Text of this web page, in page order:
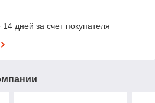
дней за счет покупателя